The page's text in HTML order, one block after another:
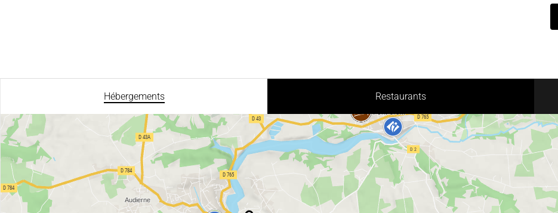
Hébergements Restaurants